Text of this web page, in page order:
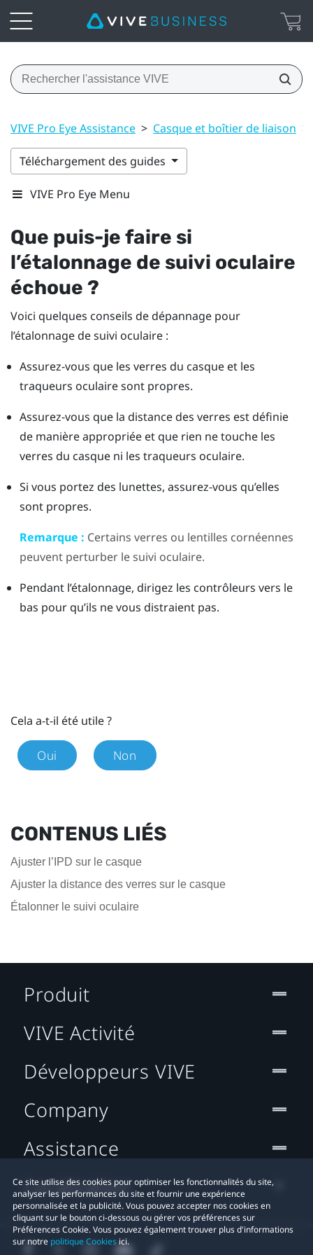
VIVE Pro Eye Assistance > Casque et boîtier de liaison >
Téléchargement des guides
VIVE Pro Eye Menu
Que puis-je faire si
l’étalonnage de suivi oculaire
échoue ?
Voici quelques conseils de dépannage pour
l’étalonnage de suivi oculaire :
Assurez-vous que les verres du casque et les
traqueurs oculaire sont propres.
Assurez-vous que la distance des verres est définie
de manière appropriée et que rien ne touche les
verres du casque ni les traqueurs oculaire.
Si vous portez des lunettes, assurez-vous qu’elles
sont propres.
Remarque : Certains verres ou lentilles cornéennes
peuvent perturber le suivi oculaire.
Pendant l’étalonnage, dirigez les contrôleurs vers le
bas pour qu’ils ne vous distraient pas.
Cela a-t-il été utile ?
Oui Non
CONTENUS LIÉS
Ajuster l’IPD sur le casque
Ajuster la distance des verres sur le casque
Étalonner le suivi oculaire
Ce site utilise des cookies pour optimiser les fonctionnalités du site,
analyser les performances du site et fournir une expérience
personnalisée et la publicité. Vous pouvez accepter nos cookies en
cliquant sur le bouton ci-dessous ou gérer vos préférences sur
Préférences Cookie. Vous pouvez également trouver plus d'informations
sur notre politique Cookiesici.
Produit
VIVE Activité
Développeurs VIVE
Company
Assistance
Localisation